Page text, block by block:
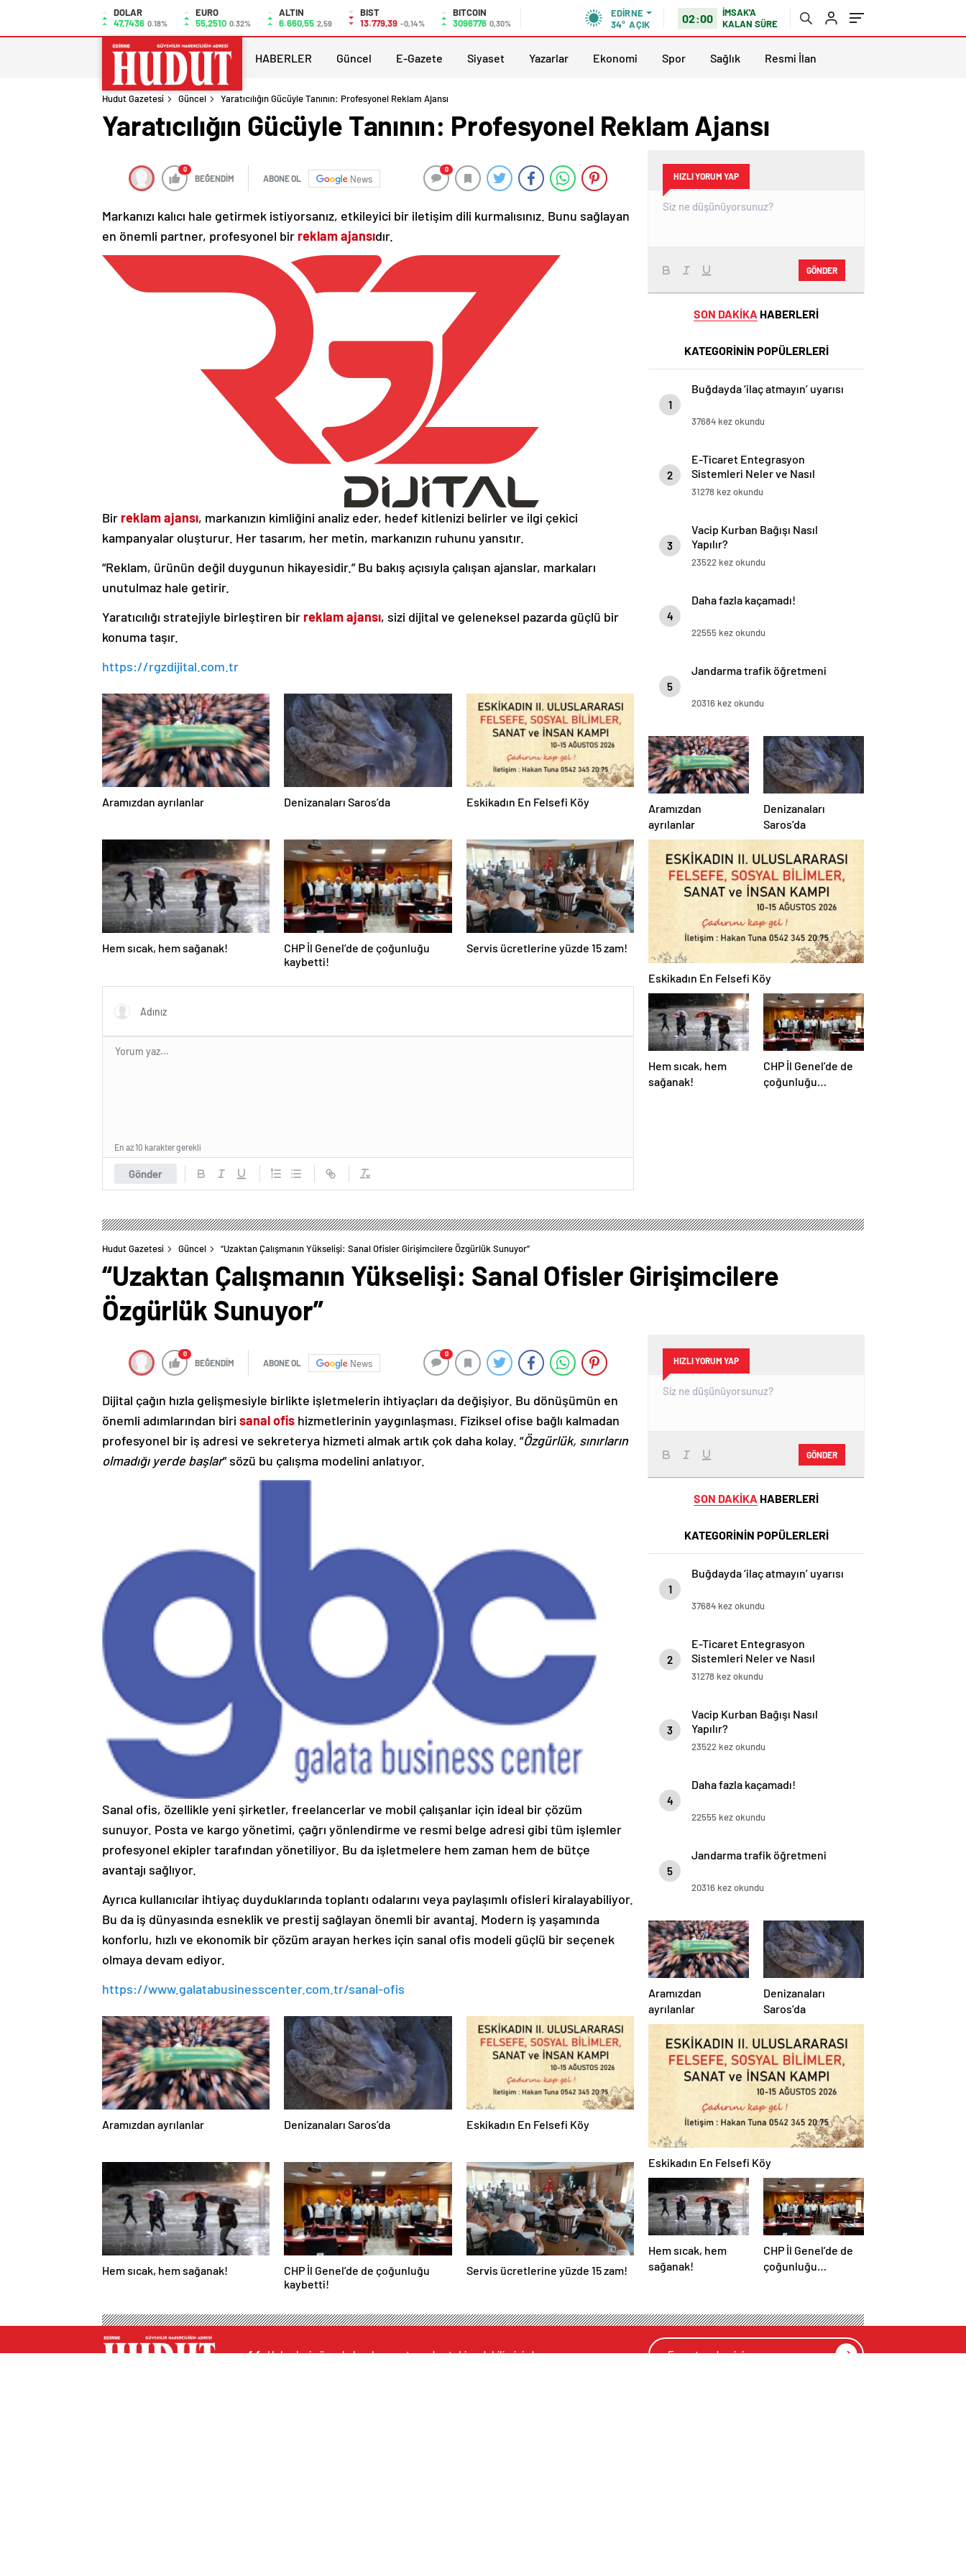
DOLAR
47,7436 0.18%
EURO
55,2510 0.32%
ALTIN
6.660,55 2,59
BIST
13.779,39 -0,14%
BITCOIN
3096776 0,30%
EDIRNE
34° AÇIK 02:00
İMSAK'A
KALAN SÜRE
HABERLER Güncel E-Gazete Siyaset Yazarlar Ekonomi Spor Sağlık Resmi İlan
Hudut Gazetesi Güncel Yaratıcılığın Gücüyle Tanının: Profesyonel Reklam Ajansı
Yaratıcılığın Gücüyle Tanının: Profesyonel Reklam Ajansı
0
BEĞENDİM ABONE OL News
0
Markanızı kalıcı hale getirmek istiyorsanız, etkileyici bir iletişim dili kurmalısınız. Bunu sağlayan
en önemli partner, profesyonel bir reklam ajansıdır.
Bir reklam ajansı, markanızın kimliğini analiz eder, hedef kitlenizi belirler ve ilgi çekici
kampanyalar oluşturur. Her tasarım, her metin, markanızın ruhunu yansıtır.
“Reklam, ürünün değil duygunun hikayesidir.” Bu bakış açısıyla çalışan ajanslar, markaları
unutulmaz hale getirir.
Yaratıcılığı stratejiyle birleştiren bir reklam ajansı, sizi dijital ve geleneksel pazarda güçlü bir
konuma taşır.
https://rgzdijital.com.tr
Aramızdan ayrılanlar Denizanaları Saros’da Eskikadın En Felsefi Köy
Hem sıcak, hem sağanak!
CHP İl Genel’de de çoğunluğu
kaybetti!
Servis ücretlerine yüzde 15 zam!
Gönder
En az 10 karakter gerekli
HIZLI YORUM YAP
GÖNDER
SON DAKİKA HABERLERİ
KATEGORİNİN POPÜLERLERİ
1
Buğdayda ‘ilaç atmayın’ uyarısı
37684 kez okundu
2
E-Ticaret Entegrasyon
Sistemleri Neler ve Nasıl
Yapılır?
31278 kez okundu
3
Vacip Kurban Bağışı Nasıl
Yapılır?
23522 kez okundu
4
Daha fazla kaçamadı!
22555 kez okundu
5
Jandarma trafik öğretmeni
20316 kez okundu
Aramızdan
ayrılanlar
Denizanaları
Saros’da
Eskikadın En Felsefi Köy
Hem sıcak, hem
sağanak!
CHP İl Genel’de de
çoğunluğu
Hudut Gazetesi Güncel “Uzaktan Çalışmanın Yükselişi: Sanal Ofisler Girişimcilere Özgürlük Sunuyor”
“Uzaktan Çalışmanın Yükselişi: Sanal Ofisler Girişimcilere
Özgürlük Sunuyor”
0
BEĞENDİM ABONE OL News
0
Dijital çağın hızla gelişmesiyle birlikte işletmelerin ihtiyaçları da değişiyor. Bu dönüşümün en
önemli adımlarından biri sanal ofis hizmetlerinin yaygınlaşması. Fiziksel ofise bağlı kalmadan
profesyonel bir iş adresi ve sekreterya hizmeti almak artık çok daha kolay. “Özgürlük, sınırların
olmadığı yerde başlar” sözü bu çalışma modelini anlatıyor.
Sanal ofis, özellikle yeni şirketler, freelancerlar ve mobil çalışanlar için ideal bir çözüm
sunuyor. Posta ve kargo yönetimi, çağrı yönlendirme ve resmi belge adresi gibi tüm işlemler
profesyonel ekipler tarafından yönetiliyor. Bu da işletmelere hem zaman hem de bütçe
avantajı sağlıyor.
Ayrıca kullanıcılar ihtiyaç duyduklarında toplantı odalarını veya paylaşımlı ofisleri kiralayabiliyor.
Bu da iş dünyasında esneklik ve prestij sağlayan önemli bir avantaj. Modern iş yaşamında
konforlu, hızlı ve ekonomik bir çözüm arayan herkes için sanal ofis modeli güçlü bir seçenek
olmaya devam ediyor.
https://www.galatabusinesscenter.com.tr/sanal-ofis
Aramızdan ayrılanlar Denizanaları Saros’da Eskikadın En Felsefi Köy
Hem sıcak, hem sağanak!
CHP İl Genel’de de çoğunluğu
kaybetti!
Servis ücretlerine yüzde 15 zam!
HIZLI YORUM YAP
GÖNDER
SON DAKİKA HABERLERİ
KATEGORİNİN POPÜLERLERİ
1
Buğdayda ‘ilaç atmayın’ uyarısı
37684 kez okundu
2
E-Ticaret Entegrasyon
Sistemleri Neler ve Nasıl
Yapılır?
31278 kez okundu
3
Vacip Kurban Bağışı Nasıl
Yapılır?
23522 kez okundu
4
Daha fazla kaçamadı!
22555 kez okundu
5
Jandarma trafik öğretmeni
20316 kez okundu
Aramızdan
ayrılanlar
Denizanaları
Saros’da
Eskikadın En Felsefi Köy
Hem sıcak, hem
sağanak!
CHP İl Genel’de de
çoğunluğu
Haberleri güncel olarak e-postanızdan takip edebilirsiniz !